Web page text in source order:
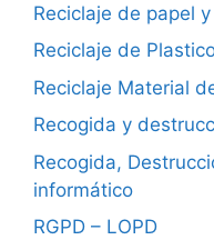
Reciclaje de papel
Reciclaje de
Reciclaje Material
Recogida y
Recogida,
informático
RGPD – LOPD